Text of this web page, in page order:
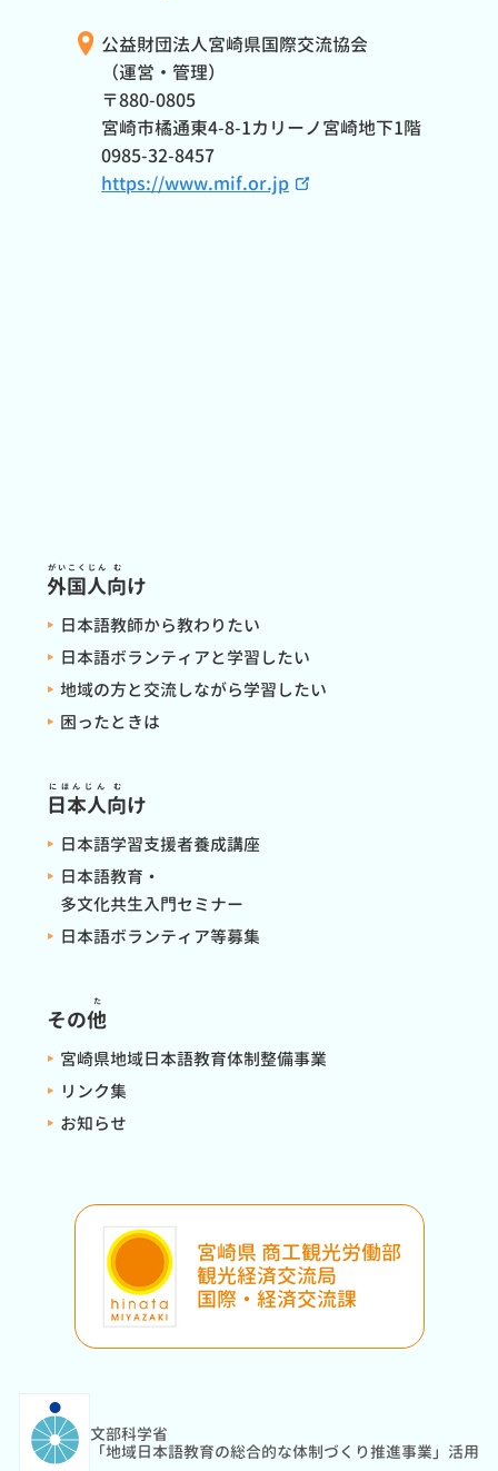
公益財団法人宮崎県国際交流協会
（運営・管理）
〒880-0805
宮崎市橘通東4-8-1カリーノ宮崎地下1階
0985-32-8457
https://www.mif.or.jp
外国人
がいこくじん
向
む
け
日本語教師から教わりたい
日本語ボランティアと学習したい
地域の方と交流しながら学習したい
困ったときは
日本人
にほんじん
向
む
け
日本語学習支援者養成講座
日本語教育・
多文化共生入門セミナー
日本語ボランティア等募集
その他
た
宮崎県地域日本語教育体制整備事業
リンク集
お知らせ
宮崎県 商工観光労働部
観光経済交流局
国際・経済交流課
文部科学省
「地域日本語教育の総合的な体制づくり推進事業」活用